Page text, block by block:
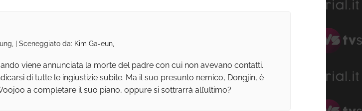
| Sceneggiato da: Kim Ga-eun,
viene annunciata la morte del padre con cui non avevano contatti.
di tutte le ingiustizie subite. Ma il suo presunto nemico, Dongjin, è
a completare il suo piano, oppure si sottrarrà all’ultimo?